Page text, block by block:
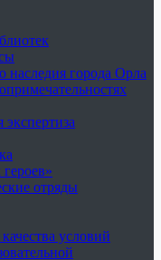
наследия города Орла
экспертиза
отряды
условий